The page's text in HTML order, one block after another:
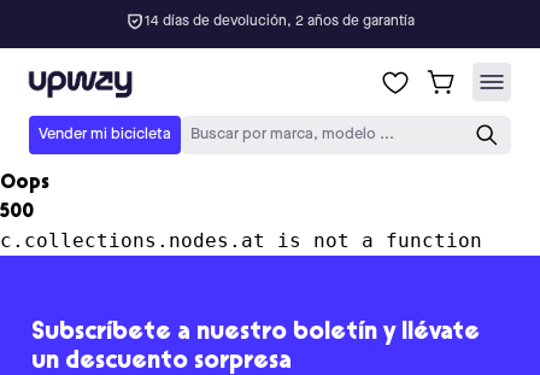
14 días de devolución, 2 años de garantía
Upway
Vender mi bicicleta Buscar por marca, modelo ...
Oops
500
c.collections.nodes.at is not a function
Subscríbete a nuestro boletín y llévate
un descuento sorpresa